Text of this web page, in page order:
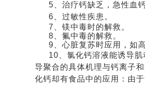
5 、治疗钙缺乏，急性血
6 、过敏性疾患。
7
、镁中毒时的解救。
8 、氟中毒的解救。
9 、心脏复苏时应用，如
10 、氯化钙溶液能诱导
导聚合的具体机理与钙离子和
化钙却有食品中的应用：由